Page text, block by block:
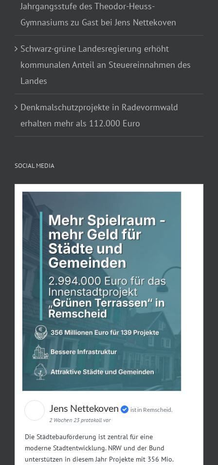
Jahrgangsstufe des Theodor-Heuss-
Gymnasiums zu Gast bei Jens Nettekoven
Schwarz-grüne Landesregierung erhöht
kommunalen Anteil an Steuereinnahmen des
Landes
Denkmalschutzprojekte in Radevormwald
erhalten mehr als 112.000 Euro
SOCIAL MEDIA
Jens Nettekoven
ist in Remscheid.
2 Wochen 23 protokoll vor
Die Städtebauförderung ist zentral für eine
moderne Stadtentwicklung. NRW und der Bund
unterstützen in diesem Jahr Projekte mit 356 Mio.